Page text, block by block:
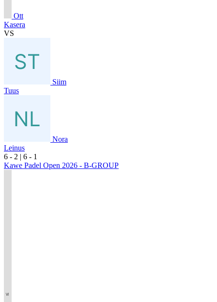
Ott
Kasera
VS
Siim
Tuus
Nora
Leinus
6 - 2 | 6 - 1
Kawe Padel Open 2026 - B-GROUP